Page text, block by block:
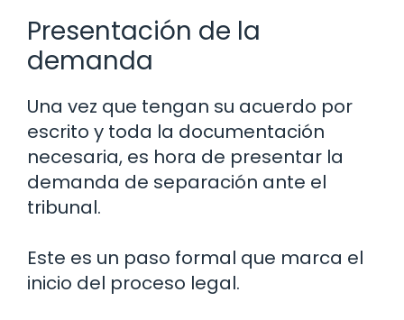
Presentación de la
demanda
Una vez que tengan su acuerdo por
escrito y toda la documentación
necesaria, es hora de presentar la
demanda de separación ante el
tribunal.
Este es un paso formal que marca el
inicio del proceso legal.